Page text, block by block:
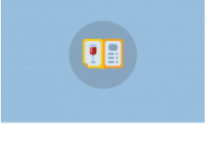
微凌客MES系统 1.0.1 高级授权版 带文
档 fastadmin插件